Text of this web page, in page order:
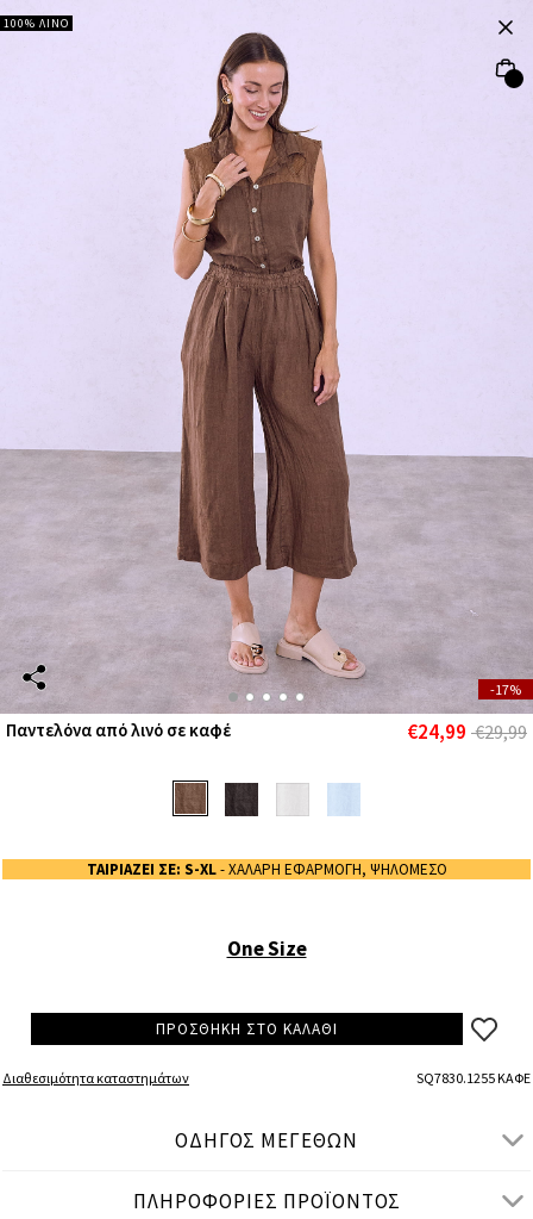
100% ΛΙΝΟ
-17%
Παντελόνα από λινό σε καφέ €24,99 €29,99
ΤΑΙΡΙΑΖΕΙ ΣΕ: S-XL- ΧΑΛΑΡΗ ΕΦΑΡΜΟΓΗ, ΨΗΛΟΜΕΣΟ
One Size
ΠΡΟΣΘΗΚΗ ΣΤΟ ΚΑΛΑΘΙ
Διαθεσιμότητα καταστημάτων SQ7830.1255 ΚΑΦΕ
ΟΔΗΓΟΣ ΜΕΓΕΘΩΝ
● ΧΑΛΑΡΗ ΕΦΑΡΜΟΓΗ, ΨΗΛΟΜΕΣΟ
ΠΛΗΡΟΦΟΡΙΕΣ ΠΡΟΪΟΝΤΟΣ